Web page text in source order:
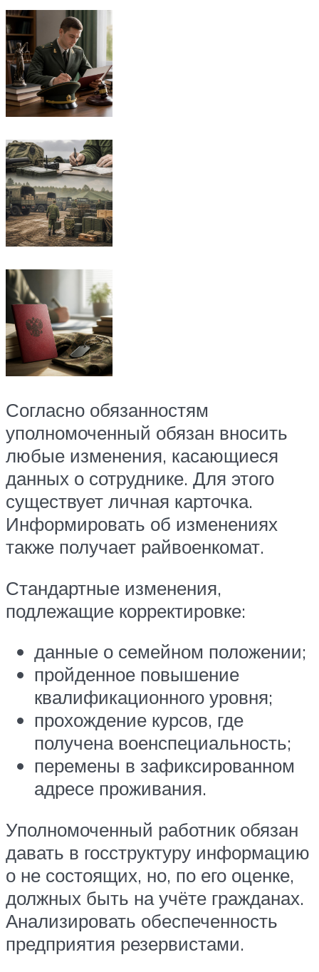
Согласно обязанностям
уполномоченный обязан вносить
любые изменения, касающиеся
данных о сотруднике. Для этого
существует личная карточка.
Информировать об изменениях
также получает райвоенкомат.
Стандартные изменения,
подлежащие корректировке:
данные о семейном положении;
пройденное повышение
квалификационного уровня;
прохождение курсов, где
получена военспециальность;
перемены в зафиксированном
адресе проживания.
Уполномоченный работник обязан
давать в госструктуру информацию
о не состоящих, но, по его оценке,
должных быть на учёте гражданах.
Анализировать обеспеченность
предприятия резервистами.